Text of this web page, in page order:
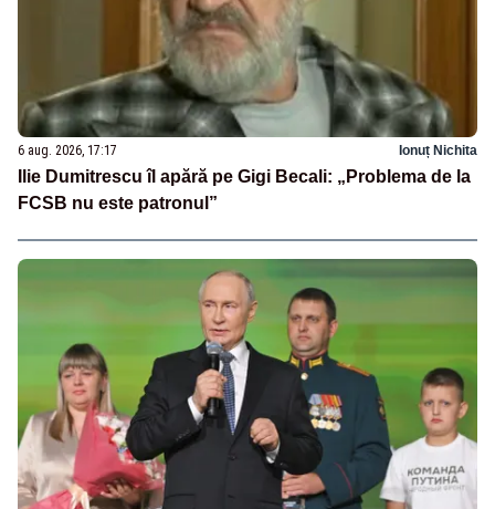
6 aug. 2026, 17:17 Ionuț Nichita
Ilie Dumitrescu îl apără pe Gigi Becali: „Problema de la
FCSB nu este patronul”